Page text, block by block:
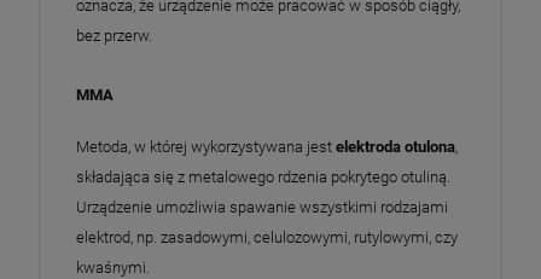
oznacza, że urządzenie może pracować w sposób ciągły,
bez przerw.
MMA
Metoda, w której wykorzystywana jest elektroda otulona,
składająca się z metalowego rdzenia pokrytego otuliną.
Urządzenie umożliwia spawanie wszystkimi rodzajami
elektrod, np. zasadowymi, celulozowymi, rutylowymi, czy
kwaśnymi.